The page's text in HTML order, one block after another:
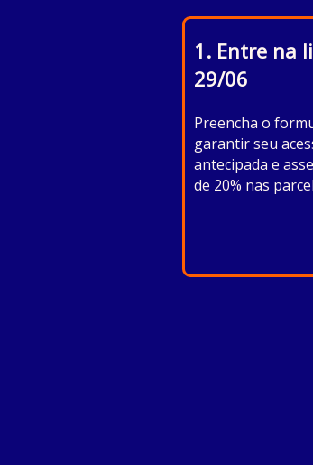
1. Entre na
29/06
Preencha o
garantir seu
antecipada e
de 20% nas